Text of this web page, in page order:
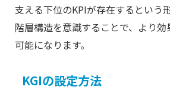
支える下位のKPIが存在するという
階層構造を意識することで、より
可能になります。
KGIの設定方法